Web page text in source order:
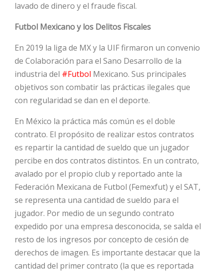
HOT
lavado de dinero y el fraude fiscal.
Futbol Mexicano y los Delitos Fiscales
En 2019 la liga de MX y la UIF firmaron un convenio
de Colaboración para el Sano Desarrollo de la
industria del #Futbol Mexicano. Sus principales
objetivos son combatir las prácticas ilegales que
con regularidad se dan en el deporte.
En México la práctica más común es el doble
contrato. El propósito de realizar estos contratos
es repartir la cantidad de sueldo que un jugador
percibe en dos contratos distintos. En un contrato,
avalado por el propio club y reportado ante la
Federación Mexicana de Futbol (Femexfut) y el SAT,
se representa una cantidad de sueldo para el
jugador. Por medio de un segundo contrato
expedido por una empresa desconocida, se salda el
resto de los ingresos por concepto de cesión de
derechos de imagen. Es importante destacar que la
cantidad del primer contrato (la que es reportada